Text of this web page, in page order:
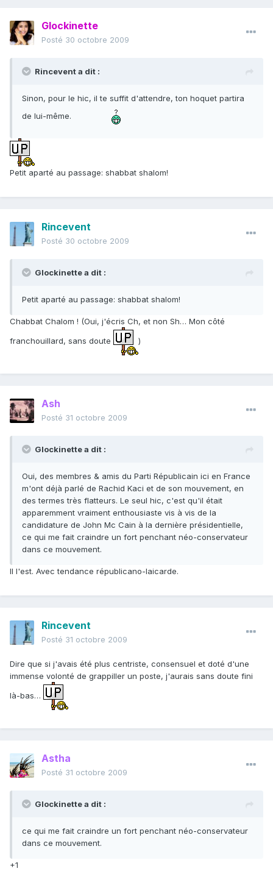
Glockinette
Posté 30 octobre 2009
Rincevent a dit :
Sinon, pour le hic, il te suffit d'attendre, ton hoquet partira
de lui-même.
Petit aparté au passage: shabbat shalom!
Rincevent
Posté 30 octobre 2009
Glockinette a dit :
Petit aparté au passage: shabbat shalom!
Chabbat Chalom ! (Oui, j'écris Ch, et non Sh… Mon côté
franchouillard, sans doute
)
Ash
Posté 31 octobre 2009
Glockinette a dit :
Oui, des membres & amis du Parti Républicain ici en France
m'ont déjà parlé de Rachid Kaci et de son mouvement, en
des termes très flatteurs. Le seul hic, c'est qu'il était
apparemment vraiment enthousiaste vis à vis de la
candidature de John Mc Cain à la dernière présidentielle,
ce qui me fait craindre un fort penchant néo-conservateur
dans ce mouvement.
Il l'est. Avec tendance républicano-laicarde.
Rincevent
Posté 31 octobre 2009
Dire que si j'avais été plus centriste, consensuel et doté d'une
immense volonté de grappiller un poste, j'aurais sans doute fini
là-bas…
Astha
Posté 31 octobre 2009
Glockinette a dit :
ce qui me fait craindre un fort penchant néo-conservateur
dans ce mouvement.
+1